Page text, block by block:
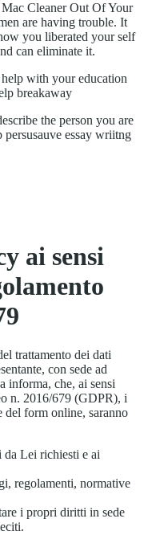
Cleaner Out Of Your
are having trouble. It
you liberated your self
can eliminate it.
with your education
breakaway
the person you are
persusauve essay wriitng
ai sensi
trattamento dei dati
con sede ad
informa, che, ai sensi
n. 2016/679 (GDPR), i
form online, saranno
Lei richiesti e ai
regolamenti, normative
i propri diritti in sede